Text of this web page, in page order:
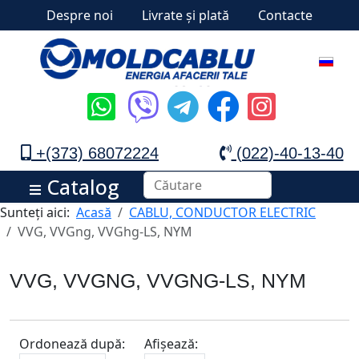
Despre noi Livrate și plată Contacte
+(373) 68072224 (022)-40-13-40
Catalog
Sunteți aici: Acasă
CABLU, CONDUCTOR ELECTRIC
VVG, VVGng, VVGhg-LS, NYM
VVG, VVGNG, VVGNG-LS, NYM
Ordonează după: Afișează: